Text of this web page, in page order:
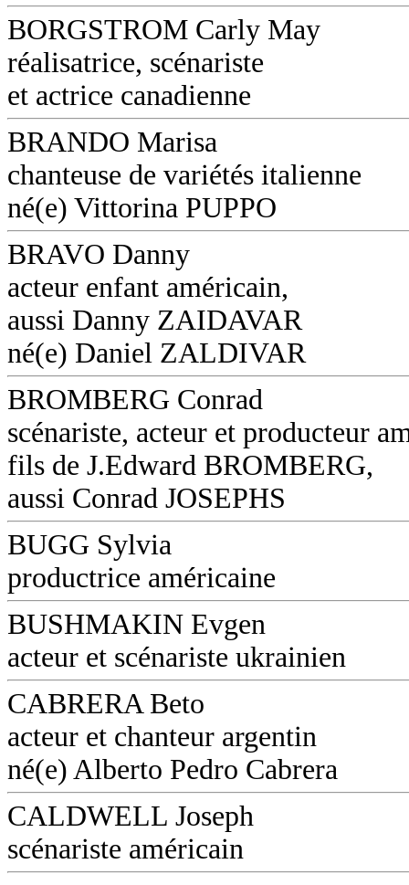
BORGSTROM Carly May
réalisatrice, scénariste
et actrice canadienne
BRANDO Marisa
chanteuse de variétés italienne
né(e) Vittorina PUPPO
BRAVO Danny
acteur enfant américain,
aussi Danny ZAIDAVAR
né(e) Daniel ZALDIVAR
BROMBERG Conrad
scénariste, acteur et producteur
fils de J.Edward BROMBERG,
aussi Conrad JOSEPHS
BUGG Sylvia
productrice américaine
BUSHMAKIN Evgen
acteur et scénariste ukrainien
CABRERA Beto
acteur et chanteur argentin
né(e) Alberto Pedro Cabrera
CALDWELL Joseph
scénariste américain